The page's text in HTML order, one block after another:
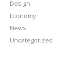
Design
Economy
News
Uncategorized